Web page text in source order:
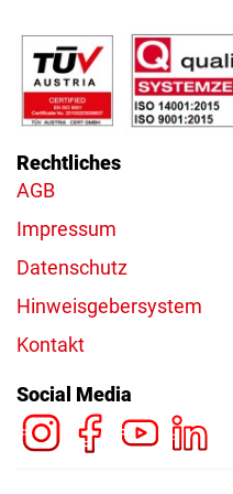
Rechtliches
AGB
Impressum
Datenschutz
Hinweisgebersystem
Kontakt
Social Media